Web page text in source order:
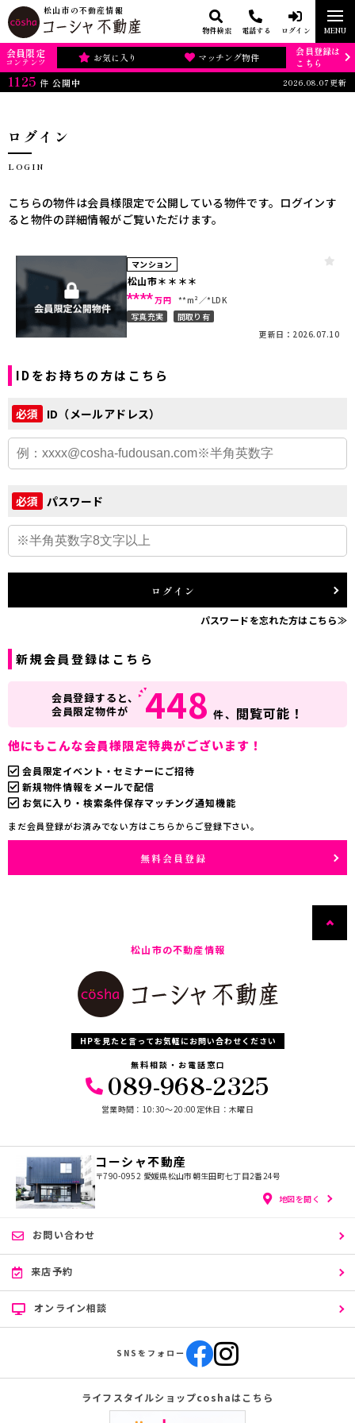
松山市の不動産情報
物件検索 電話する ログイン MENU
会員限定
コンテンツ お気に入り マッチング物件
会員登録は
こちら
1125 件 公開中 2026.08.07更新
ログイン
LOGIN
こちらの物件は会員様限定で公開している物件です。ログインす
ると物件の詳細情報がご覧いただけます。
マンション
松山市＊＊＊＊
****万円 **m²
*LDK
写真充実
間取り有
更新日：2026.07.10
IDをお持ちの方はこちら
必須 ID（メールアドレス）
必須 パスワード
ログイン
パスワードを忘れた方はこちら≫
新規会員登録はこちら
会員登録すると、
会員限定物件が
448 件、 閲覧可能！
他にもこんな会員様限定特典がございます！
会員限定イベント・セミナーにご招待
新規物件情報をメールで配信
お気に入り・検索条件保存マッチング通知機能
まだ会員登録がお済みでない方はこちらからご登録下さい。
無料会員登録
松山市の不動産情報
HPを見たと言ってお気軽にお問い合わせください
無料相談・お電話窓口
089-968-2325
営業時間：10:30〜20:00 定休日：木曜日
コーシャ不動産
〒790-0952 愛媛県松山市朝生田町七丁目2番24号
地図を開く
お問い合わせ
来店予約
オンライン相談
SNSをフォロー
ライフスタイルショップcoshaはこちら